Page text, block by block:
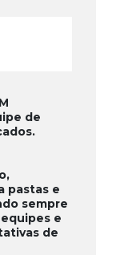
de
pastas e
sempre
e
de